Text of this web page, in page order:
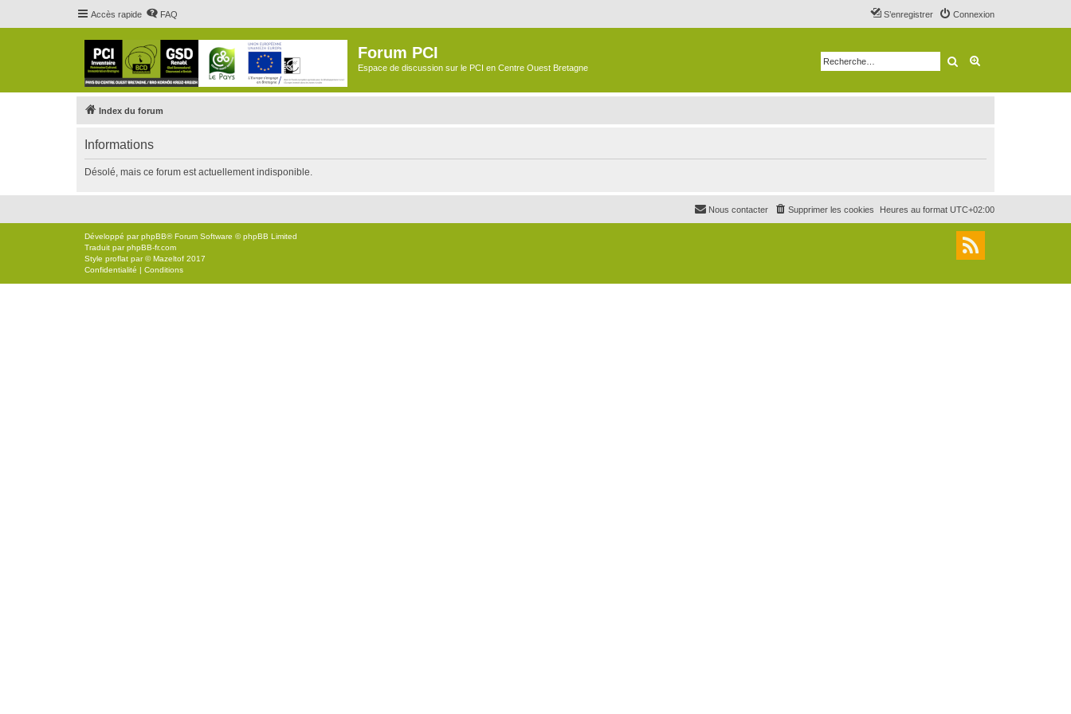
Accès rapide FAQ Connexion
S’enregistrer
Forum PCI
Espace de discussion sur le PCI en Centre Ouest Bretagne Rechercher
Index du forum
Informations
Désolé, mais ce forum est actuellement indisponible.
Heures au format UTC+02:00
Supprimer les cookies
Nous contacter
Développé parphpBB® Forum Software © phpBB Limited
Traduit parphpBB-fr.com
Style proflat par ©Mazeltof 2017
Confidentialité | Conditions